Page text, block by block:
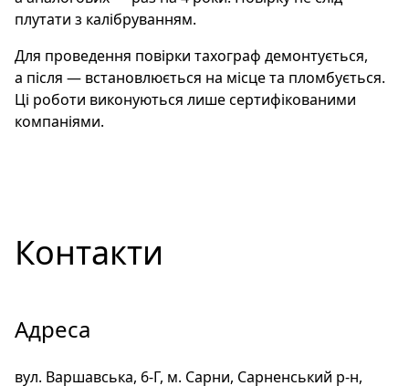
плутати з калібруванням.
Для проведення повірки тахограф демонтується,
а після — встановлюється на місце та пломбується.
Ці роботи виконуються лише сертифікованими
компаніями.
Контакти
Адреса
вул. Варшавська, 6-Г, м. Сарни, Сарненський р-н,